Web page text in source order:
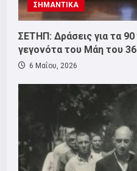
ΣΗΜΑΝΤΙΚΑ
ΣΕΤΗΠ: Δράσεις για τα
γεγονότα του Μάη του
6 Μαΐου, 2026